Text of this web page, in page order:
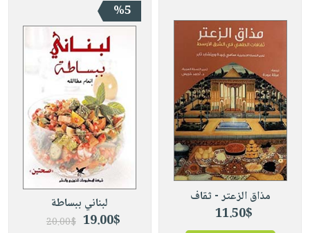
مذاق الزعتر - ثقاف
11.50$
%5
لبناني ببساطة
19.00$
20.00$